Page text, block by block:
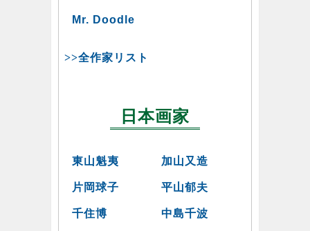
Mr. Doodle
>>全作家リスト
日本画家
東山魁夷 加山又造
片岡球子 平山郁夫
千住博 中島千波